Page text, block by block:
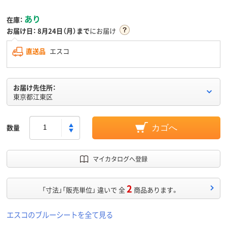
在庫： あり
お届け日： 8月24日（月）までにお届け
直送品 エスコ
お届け先住所：
東京都江東区
数量 カゴへ
マイカタログへ登録
「寸法」「販売単位」 違いで 全2 商品あります。
エスコのブルーシートを全て見る